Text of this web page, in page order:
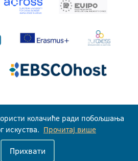
у Бањој Луци © 2026
права задржанаколачиће ради побољшања
искуства. Прочитај више
Прихвати